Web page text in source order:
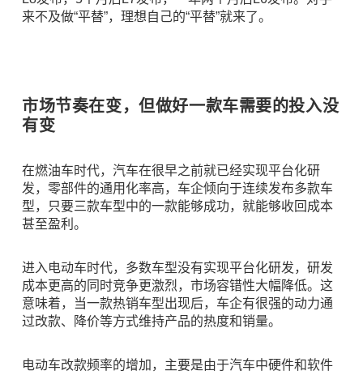
来不及做“平替”，理想自己的“平替”就来了。
市场节奏在变，但做好一款车需要的投入没
有变
在燃油车时代，汽车在很早之前就已经实现平台化研
发，零部件的通用化率高，车企倾向于连续发布多款车
型，只要三款车型中的一款能够成功，就能够收回成本
甚至盈利。
进入电动车时代，多数车型没有实现平台化研发，研发
成本更高的同时竞争更激烈，市场容错性大幅降低。这
意味着，当一款热销车型出现后，车企有很强的动力通
过改款、降价等方式维持产品的热度和销量。
电动车改款频率的增加，主要是由于汽车中硬件和软件